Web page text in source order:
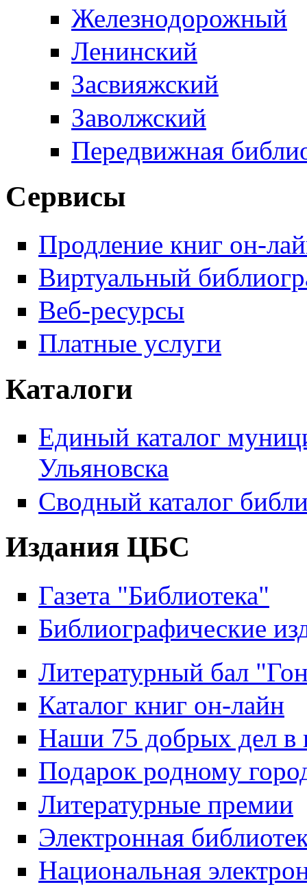
Железнодорожный
Ленинский
Засвияжский
Заволжский
Передвижная
Сервисы
Продление книг он-
Виртуальный
Веб-ресурсы
Платные услуги
Каталоги
Единый каталог
Ульяновска
Сводный каталог
Издания ЦБС
Газета "Библиотека"
Библиографические
Литературный бал
Каталог книг он-лайн
Наши 75 добрых дел в
Подарок родному
Литературные премии
Электронная
Национальная